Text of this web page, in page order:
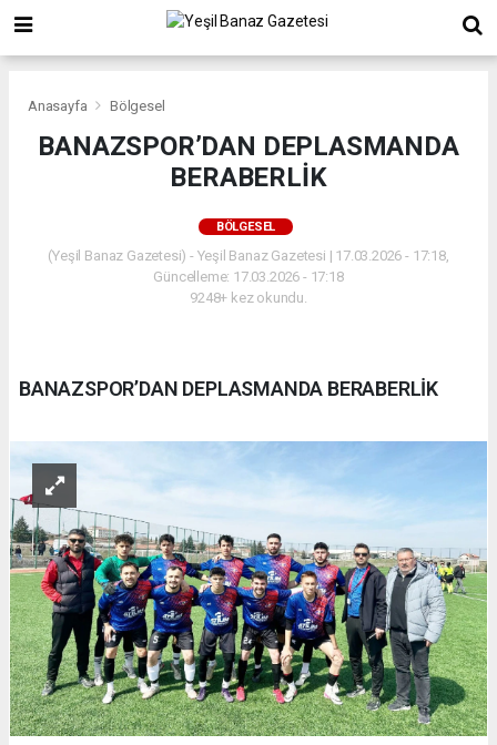
Anasayfa Bölgesel
BANAZSPOR’DAN DEPLASMANDA
BERABERLİK
BÖLGESEL
(Yeşil Banaz Gazetesi) - Yeşil Banaz Gazetesi | 17.03.2026 - 17:18,
Güncelleme: 17.03.2026 - 17:18
9248+ kez okundu.
BANAZSPOR’DAN DEPLASMANDA BERABERLİK